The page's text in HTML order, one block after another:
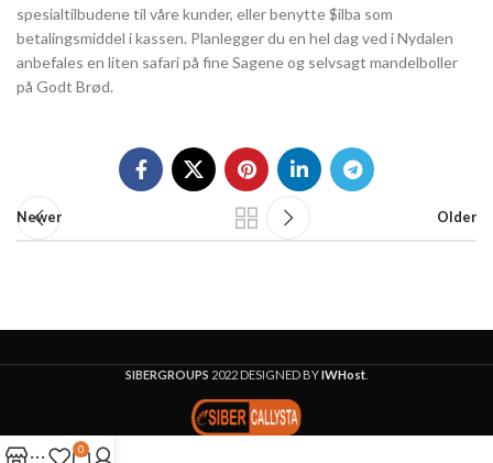
spesialtilbudene til våre kunder, eller benytte $ilba som
betalingsmiddel i kassen. Planlegger du en hel dag ved i Nydalen
anbefales en liten safari på fine Sagene og selvsagt mandelboller
på Godt Brød.
Newer Older
SIBERGROUPS 2022 DESIGNED BYIWHost
0